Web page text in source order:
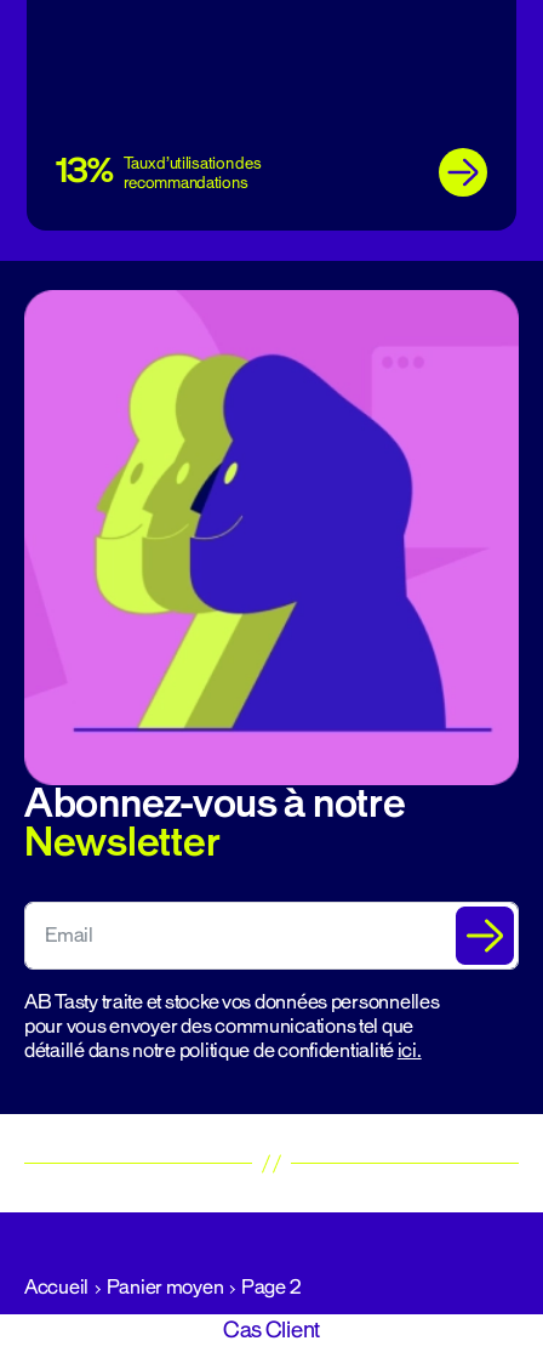
13% Taux d’utilisation des
recommandations
Abonnez-vous à notre
Newsletter
AB Tasty traite et stocke vos données personnelles
pour vous envoyer des communications tel que
détaillé dans notre politique de confidentialitéici.
Accueil Panier moyen Page 2
Cas Client